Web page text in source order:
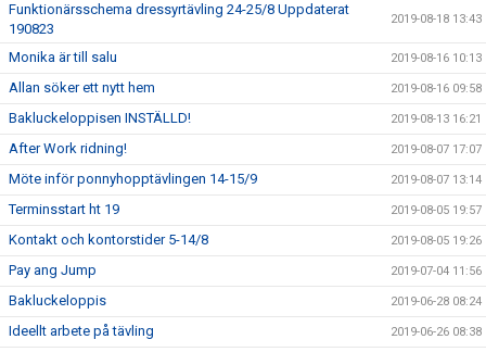
Funktionärsschema dressyrtävling 24-25/8 Uppdaterat
190823
2019-08-18 13:43
Monika är till salu 2019-08-16 10:13
Allan söker ett nytt hem 2019-08-16 09:58
Bakluckeloppisen INSTÄLLD! 2019-08-13 16:21
After Work ridning! 2019-08-07 17:07
Möte inför ponnyhopptävlingen 14-15/9 2019-08-07 13:14
Terminsstart ht 19 2019-08-05 19:57
Kontakt och kontorstider 5-14/8 2019-08-05 19:26
Pay ang Jump 2019-07-04 11:56
Bakluckeloppis 2019-06-28 08:24
Ideellt arbete på tävling 2019-06-26 08:38